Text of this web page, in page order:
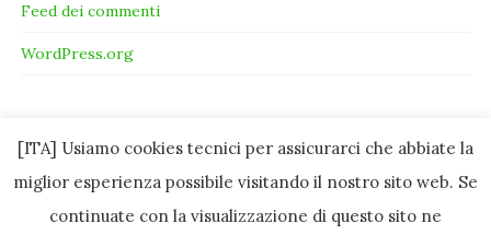
Feed dei commenti
WordPress.org
[ITA] Usiamo cookies tecnici per assicurarci che abbiate la
miglior esperienza possibile visitando il nostro sito web. Se
continuate con la visualizzazione di questo sito ne